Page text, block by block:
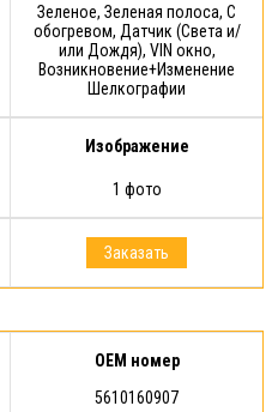
Зеленое, Зеленая полоса, С
обогревом, Датчик (Света и/
или Дождя), VIN окно,
Возникновение+Изменение
Шелкографии
Изображение
1 фото
Заказать
OEM номер
5610160907